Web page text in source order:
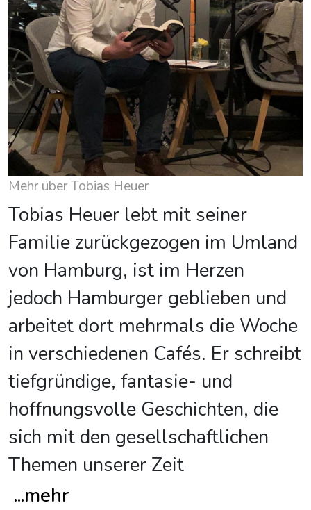
Mehr über Tobias Heuer
Tobias Heuer lebt mit seiner
Familie zurückgezogen im Umland
von Hamburg, ist im Herzen
jedoch Hamburger geblieben und
arbeitet dort mehrmals die Woche
in verschiedenen Cafés. Er schreibt
tiefgründige, fantasie- und
hoffnungsvolle Geschichten, die
sich mit den gesellschaftlichen
Themen unserer Zeit
...mehr